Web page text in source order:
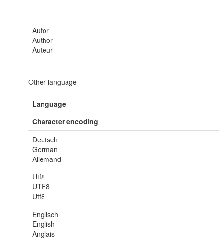
Autor
Author
Auteur
Other language
Language
Character encoding
Deutsch
German
Allemand
Utf8
UTF8
Utf8
Englisch
English
Anglais